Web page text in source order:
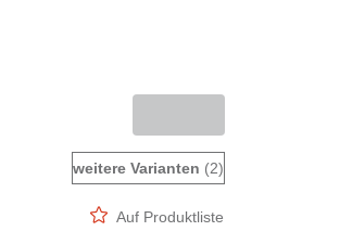
weitere Varianten (2)
Auf Produktliste